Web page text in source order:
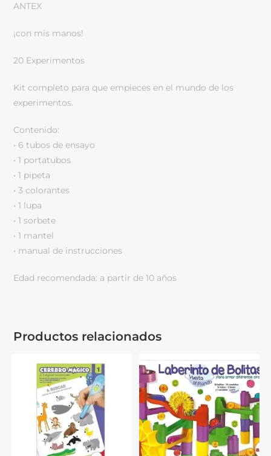
ANTEX
¡con mis manos!
20 Experimentos
Kit completo para que empieces en el mundo de los
experimentos.
Contenido:
• 6 tubos de ensayo
• 1 portatubos
• 1 pipeta
• 3 colorantes
• 1 lupa
• 1 sorbete
• 1 mantel
• manual de instrucciones
Edad recomendada: a partir de 10 años
Productos relacionados